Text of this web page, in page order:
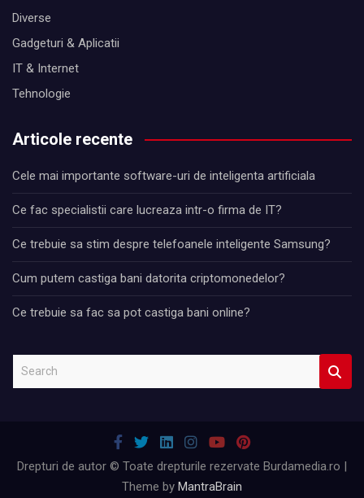
Diverse
Gadgeturi & Aplicatii
IT & Internet
Tehnologie
Articole recente
Cele mai importante software-uri de inteligenta artificiala
Ce fac specialistii care lucreaza intr-o firma de IT?
Ce trebuie sa stim despre telefoanele inteligente Samsung?
Cum putem castiga bani datorita criptomonedelor?
Ce trebuie sa fac sa pot castiga bani online?
hDrepturi de autor © Toate drepturile rezervate Burdamedia.ro |
Theme by MantraBrain